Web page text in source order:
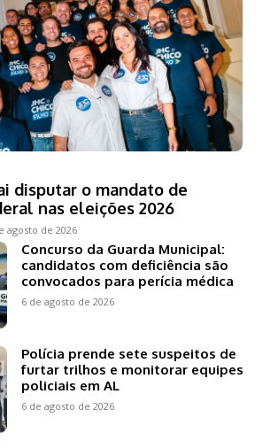
disputar o mandato de
nas eleições 2026
agosto de 2026
Concurso da Guarda Municipal:
candidatos com deficiência são
convocados para perícia médica
6 de agosto de 2026
Polícia prende sete suspeitos de
furtar trilhos e monitorar equipes
policiais em AL
6 de agosto de 2026